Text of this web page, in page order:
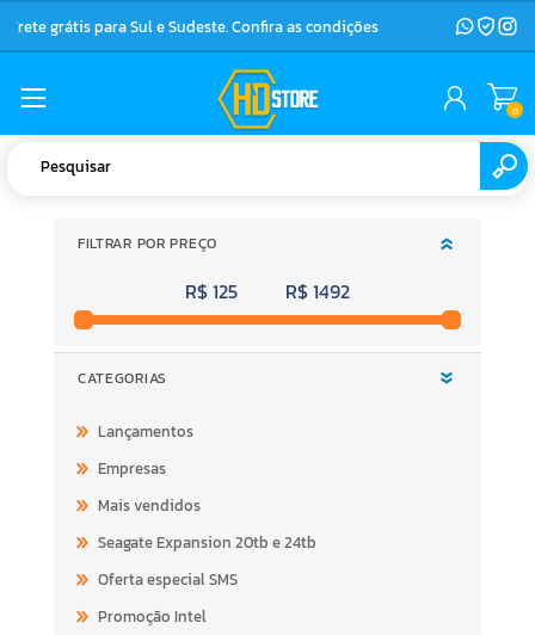
Frete grátis para Sul e Sudeste. Confira as condições
0
FILTRAR POR PREÇO
R$ 125 R$ 1492
CATEGORIAS
Lançamentos
Empresas
Mais vendidos
Seagate Expansion 20tb e 24tb
Oferta especial SMS
Promoção Intel